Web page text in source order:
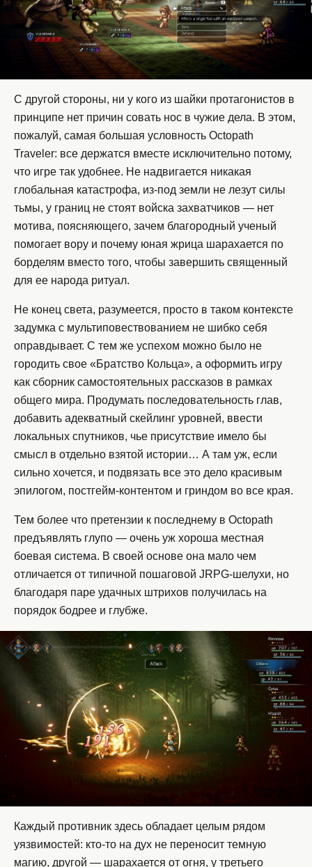
С другой стороны, ни у кого из шайки протагонистов в
принципе нет причин совать нос в чужие дела. В этом,
пожалуй, самая большая условность Octopath
Traveler: все держатся вместе исключительно потому,
что игре так удобнее. Не надвигается никакая
глобальная катастрофа, из-под земли не лезут силы
тьмы, у границ не стоят войска захватчиков — нет
мотива, поясняющего, зачем благородный ученый
помогает вору и почему юная жрица шарахается по
борделям вместо того, чтобы завершить священный
для ее народа ритуал.
Не конец света, разумеется, просто в таком контексте
задумка с мультиповествованием не шибко себя
оправдывает. С тем же успехом можно было не
городить свое «Братство Кольца», а оформить игру
как сборник самостоятельных рассказов в рамках
общего мира. Продумать последовательность глав,
добавить адекватный скейлинг уровней, ввести
локальных спутников, чье присутствие имело бы
смысл в отдельно взятой истории… А там уж, если
сильно хочется, и подвязать все это дело красивым
эпилогом, постгейм-контентом и гриндом во все края.
Тем более что претензии к последнему в Octopath
предъявлять глупо — очень уж хороша местная
боевая система. В своей основе она мало чем
отличается от типичной пошаговой JRPG-шелухи, но
благодаря паре удачных штрихов получилась на
порядок бодрее и глубже.
Каждый противник здесь обладает целым рядом
уязвимостей: кто-то на дух не переносит темную
магию, другой — шарахается от огня, у третьего